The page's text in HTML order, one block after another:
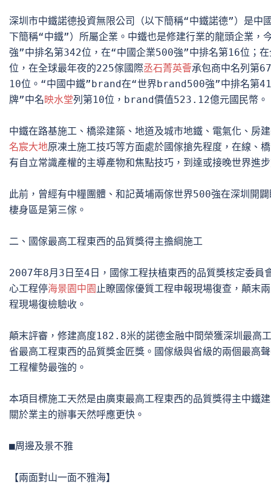
深圳市中鐵諾德投資無限公司（以下簡稱“中鐵諾德”）是中
下簡稱“中鐵”）所屬企業。中鐵也是修建行業的龍頭企業
強”中排名第342位，在“中國企業500強”中排名第16位；
位，在全球最年夜的225傢國際丞石菁英薈承包商中名列第
10位。“中國中鐵”brand在“世界brand500強”中排名第
牌”中名映水堂列第10位，brand價值523.12億元國民幣。
名宸大地原凍土施工技巧等方面處於國傢搶先程度，在線、
有自立常識產權的主導產物和焦點技巧，到達或接晚世界進
此前，曾經有中糧團體、和記黃埔兩傢世界500強在深圳開
棲身區是第三傢。
二、國傢最高工程東西的品質獎得主擔綱施工
2007年8月3日至4日，國傢工程扶植東西的品質獎核定委員
心工程停海景園中園止瞭國傢優質工程申報現場復查，顛末
程現場復檢驗收。
顛末評審，修建高度182.8米的諾德金融中間榮獲深圳最高
省最高工程東西的品質獎金匠獎。國傢級與省級的兩個最高
工程權勢最強的。
本項目標施工天然是由廣東最高工程東西的品質獎得主中鐵
關於業主的辦事天然呼應更快。
■周邊及景不雅
【兩面對山一面不雅海】